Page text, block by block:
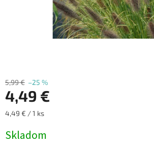
5,99 € –25 %
4,49 €
Jednotková
4,49 € / 1 ks
Skladom